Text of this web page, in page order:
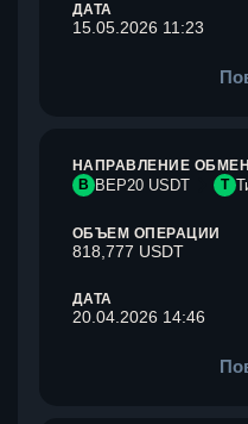
ДАТА
15.05.2026 11:23
НАПРАВЛЕНИЕ
B BEP20 USDT Т
ОБЪЕМ ОПЕРАЦИИ
818,777 USDT
ДАТА
20.04.2026 14:46